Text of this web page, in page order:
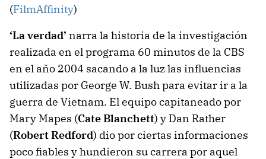
(FilmAffinity)
‘La verdad’ narra la historia de la investigación
realizada en el programa 60 minutos de la CBS
en el año 2004 sacando a la luz las influencias
utilizadas por George W. Bush para evitar ir a la
guerra de Vietnam. El equipo capitaneado por
Mary Mapes (Cate Blanchett) y Dan Rather
(Robert Redford) dio por ciertas informaciones
poco fiables y hundieron su carrera por aquel